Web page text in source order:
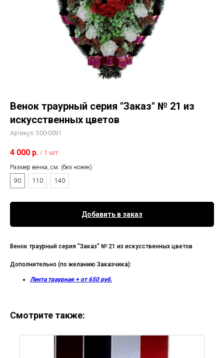
Венок траурный серия "Заказ" № 21 из
искусственных цветов
Артикул: 500-0091
4 000 р. / 1 шт
Размер венка, см. (без ножек):
90
110 140
Добавить в заказ
Венок траурный серия "Заказ" № 21 из искусственных цветов
Дополнительно (по желанию Заказчика):
Лента траурная + от 650 руб.
Смотрите также: